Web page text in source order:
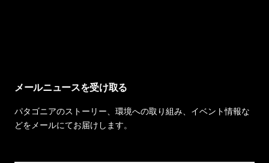
メールニュースを受け取る
パタゴニアのストーリー、環境への取り組み、イベント情報な
どをメールにてお届けします。